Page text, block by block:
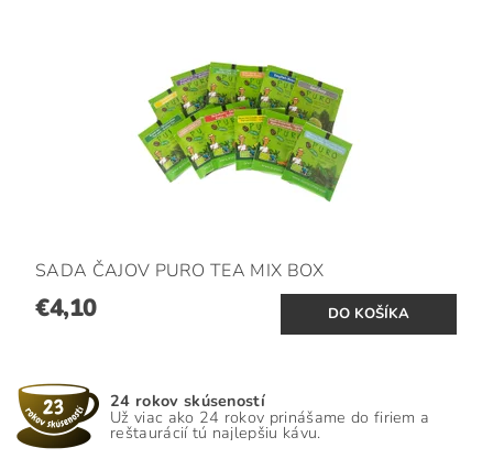
SADA ČAJOV PURO TEA MIX BOX
€4,10
24 rokov skúseností
Už viac ako 24 rokov prinášame do firiem a
reštaurácií tú najlepšiu kávu.